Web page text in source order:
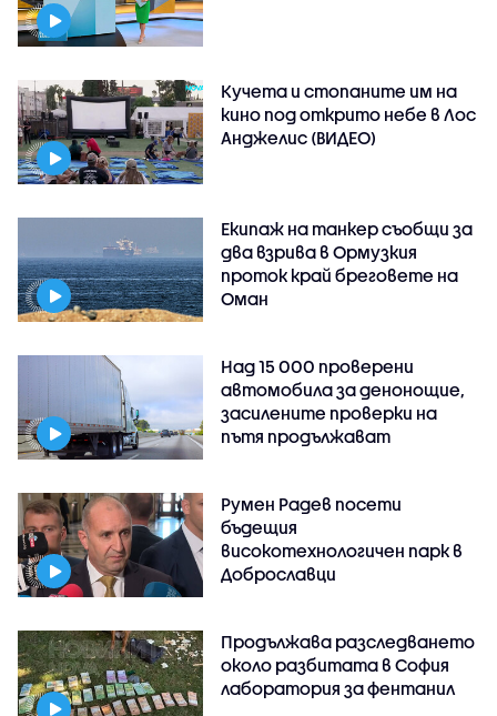
Кучета и стопаните им на
кино под открито небе в Лос
Анджелис (ВИДЕО)
Екипаж на танкер съобщи за
два взрива в Ормузкия
проток край бреговете на
Оман
Над 15 000 проверени
автомобила за денонощие,
засилените проверки на
пътя продължават
Румен Радев посети
бъдещия
високотехнологичен парк в
Доброславци
Продължава разследването
около разбитата в София
лаборатория за фентанил